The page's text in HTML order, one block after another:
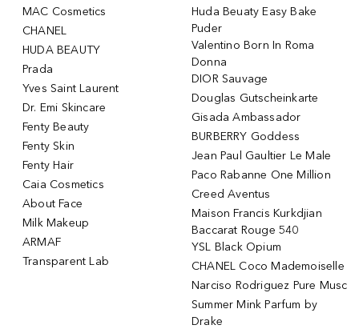
MAC Cosmetics
CHANEL
HUDA BEAUTY
Prada
Yves Saint Laurent
Dr. Emi Skincare
Fenty Beauty
Fenty Skin
Fenty Hair
Caia Cosmetics
About Face
Milk Makeup
ARMAF
Transparent Lab
Huda Beuaty Easy Bake
Puder
Valentino Born In Roma
Donna
DIOR Sauvage
Douglas Gutscheinkarte
Gisada Ambassador
BURBERRY Goddess
Jean Paul Gaultier Le Male
Paco Rabanne One Million
Creed Aventus
Maison Francis Kurkdjian
Baccarat Rouge 540
YSL Black Opium
CHANEL Coco Mademoiselle
Narciso Rodriguez Pure Musc
Summer Mink Parfum by
Drake